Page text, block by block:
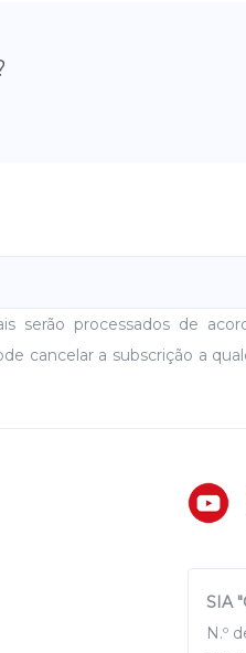
serão processados de
cancelar a subscrição a
SIA
N.º